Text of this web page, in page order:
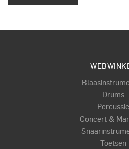
Drums
Percussie
Concert &
Toetsen